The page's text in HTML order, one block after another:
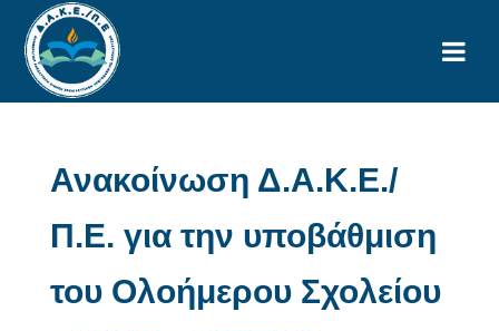
Ανακοίνωση Δ.Α.Κ.Ε./
Π.Ε. για την υποβάθμιση
του Ολοήμερου Σχολείου